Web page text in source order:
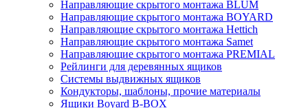
Направляющие скрытого монтажа BLUM
Направляющие скрытого монтажа BOYARD
Направляющие скрытого монтажа Hettich
Направляющие скрытого монтажа Samet
Направляющие скрытого монтажа PREMIAL
Рейлинги для деревянных ящиков
Системы выдвижных ящиков
Кондукторы, шаблоны, прочие материалы
Ящики Boyard B-BOX